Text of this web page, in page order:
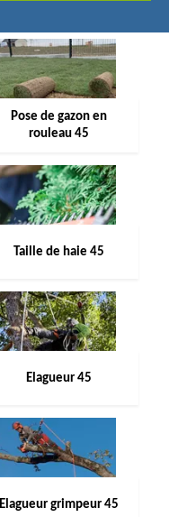
Pose de gazon en
rouleau 45
Taille de haie 45
Elagueur 45
Elagueur grimpeur 45